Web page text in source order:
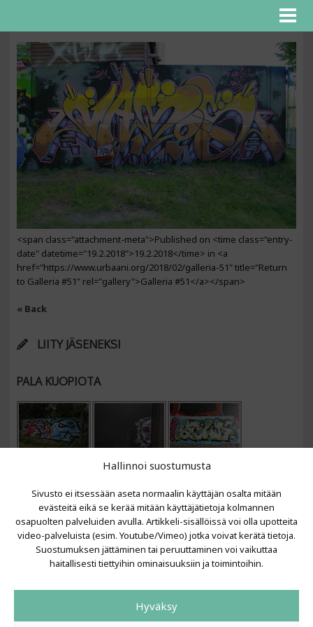
Hallinnoi suostumusta
Sivusto ei itsessään aseta normaalin käyttäjän osalta mitään
evästeitä eikä se kerää mitään käyttäjätietoja kolmannen
osapuolten palveluiden avulla. Artikkeli-sisällöissä voi olla upotteita
video-palveluista (esim. Youtube/Vimeo) jotka voivat kerätä tietoja.
Suostumuksen jättäminen tai peruuttaminen voi vaikuttaa
haitallisesti tiettyihin ominaisuuksiin ja toimintoihin.
Hyväksy
<span class="attachment-meta">Published on <time class="entry-
date" datetime="19.2.2018">19.2.2018</time> in <a
href="https://www.urbaani.org/2018/02/galleria-51" title="Return
to Galleria #51" rel="gallery">Galleria #51</a></span>
« Back
LIITY JÄSENEKSI
PALA KUOPIOTA
VIIMEISIMMÄT ARTIKKELIT
LAINIT 2025: Tarhapäivä
Urbaani Zine